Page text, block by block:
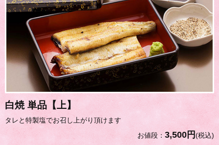
白焼 単品【上】
タレと特製塩でお召し上がり頂けます
お値段： 3,500円(税込)